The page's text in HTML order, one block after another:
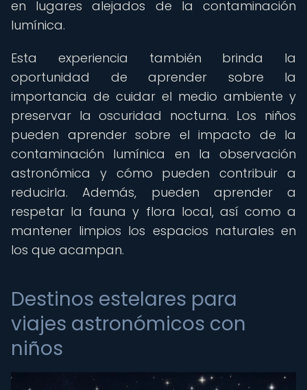
en lugares alejados de la contaminación
lumínica.
Esta experiencia también brinda la
oportunidad de aprender sobre la
importancia de cuidar el medio ambiente y
preservar la oscuridad nocturna. Los niños
pueden aprender sobre el impacto de la
contaminación lumínica en la observación
astronómica y cómo pueden contribuir a
reducirla. Además, pueden aprender a
respetar la fauna y flora local, así como a
mantener limpios los espacios naturales en
los que acampan.
Destinos estelares para
viajes astronómicos con
niños